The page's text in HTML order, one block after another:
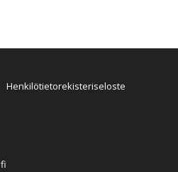
Henkilötietorekisteriseloste